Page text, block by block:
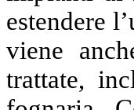
estendere
viene
trattate,